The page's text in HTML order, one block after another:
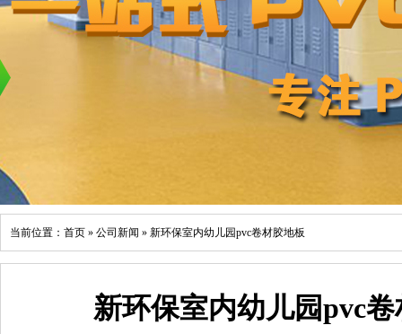
当前位置： 首页 » 公司新闻 » 新环保室内幼儿园pvc卷材胶地板
新环保室内幼儿园pvc